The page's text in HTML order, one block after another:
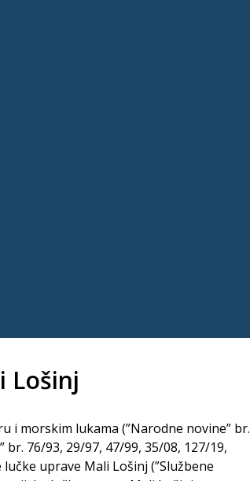
Lošinj
i morskim lukama (”Narodne novine” br.
76/93, 29/97, 47/99, 35/08, 127/19,
uprave Mali Lošinj (”Službene